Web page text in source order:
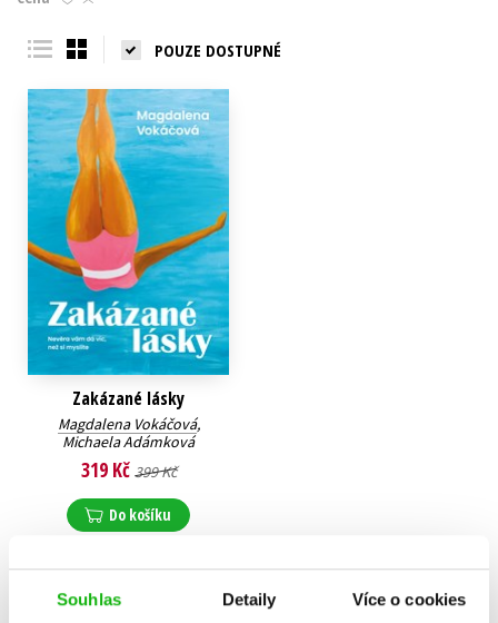
Souhlas Detaily Více o cookies
Young adult (SK)
POUZE DOSTUPNÉ
Zakázané lásky
Magdalena Vokáčová,
Michaela Adámková
319 Kč 399 Kč
Do košíku